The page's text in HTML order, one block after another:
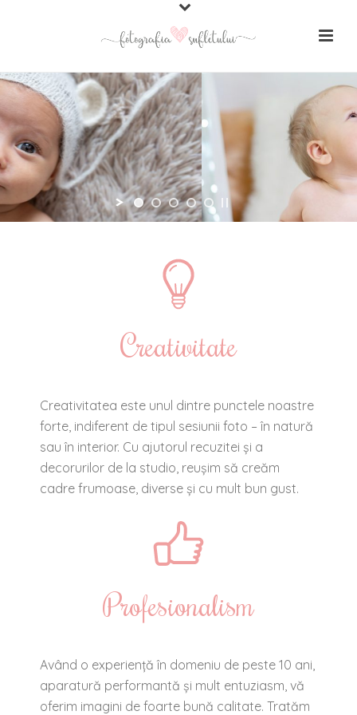
Creativitate
Creativitatea este unul dintre punctele noastre
forte, indiferent de tipul sesiunii foto – în natură
sau în interior. Cu ajutorul recuzitei și a
decorurilor de la studio, reușim să creăm
cadre frumoase, diverse și cu mult bun gust.
Profesionalism
Având o experiență în domeniu de peste 10 ani,
aparatură performantă și mult entuziasm, vă
oferim imagini de foarte bună calitate. Tratăm